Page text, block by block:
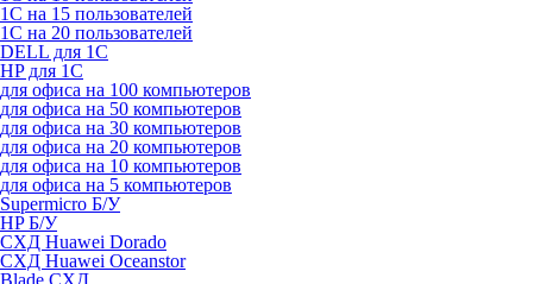
1С на 15 пользователей
1С на 20 пользователей
DELL для 1С
HP для 1С
для офиса на 100 компьютеров
для офиса на 50 компьютеров
для офиса на 30 компьютеров
для офиса на 20 компьютеров
для офиса на 10 компьютеров
для офиса на 5 компьютеров
Supermicro Б/У
HP Б/У
СХД Huawei Dorado
СХД Huawei Oceanstor
Blade СХД